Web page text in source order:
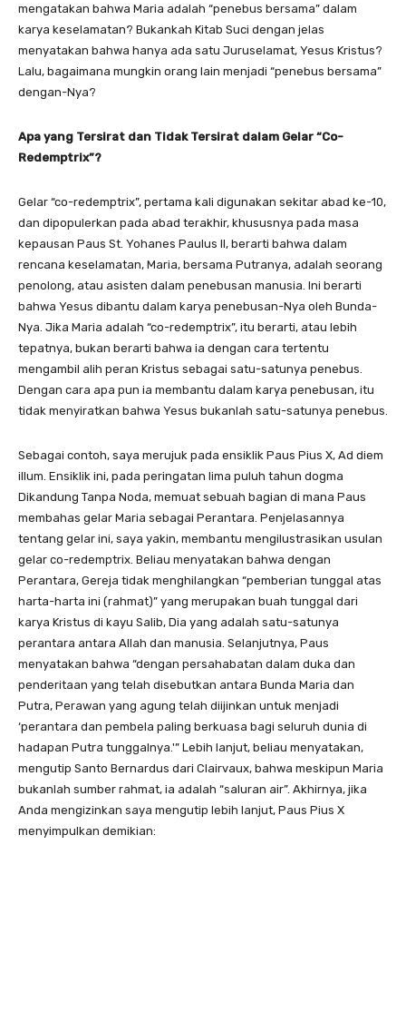
mengatakan bahwa Maria adalah “penebus bersama” dalam
karya keselamatan? Bukankah Kitab Suci dengan jelas
menyatakan bahwa hanya ada satu Juruselamat, Yesus Kristus?
Lalu, bagaimana mungkin orang lain menjadi “penebus bersama”
dengan-Nya?
Apa yang Tersirat dan Tidak Tersirat dalam Gelar “Co-
Redemptrix”?
Gelar “co-redemptrix”, pertama kali digunakan sekitar abad ke-10,
dan dipopulerkan pada abad terakhir, khususnya pada masa
kepausan Paus St. Yohanes Paulus II, berarti bahwa dalam
rencana keselamatan, Maria, bersama Putranya, adalah seorang
penolong, atau asisten dalam penebusan manusia. Ini berarti
bahwa Yesus dibantu dalam karya penebusan-Nya oleh Bunda-
Nya. Jika Maria adalah “co-redemptrix”, itu berarti, atau lebih
tepatnya, bukan berarti bahwa ia dengan cara tertentu
mengambil alih peran Kristus sebagai satu-satunya penebus.
Dengan cara apa pun ia membantu dalam karya penebusan, itu
tidak menyiratkan bahwa Yesus bukanlah satu-satunya penebus.
Sebagai contoh, saya merujuk pada ensiklik Paus Pius X, Ad diem
illum. Ensiklik ini, pada peringatan lima puluh tahun dogma
Dikandung Tanpa Noda, memuat sebuah bagian di mana Paus
membahas gelar Maria sebagai Perantara. Penjelasannya
tentang gelar ini, saya yakin, membantu mengilustrasikan usulan
gelar co-redemptrix. Beliau menyatakan bahwa dengan
Perantara, Gereja tidak menghilangkan “pemberian tunggal atas
harta-harta ini (rahmat)” yang merupakan buah tunggal dari
karya Kristus di kayu Salib, Dia yang adalah satu-satunya
perantara antara Allah dan manusia. Selanjutnya, Paus
menyatakan bahwa “dengan persahabatan dalam duka dan
penderitaan yang telah disebutkan antara Bunda Maria dan
Putra, Perawan yang agung telah diijinkan untuk menjadi
‘perantara dan pembela paling berkuasa bagi seluruh dunia di
hadapan Putra tunggalnya.'” Lebih lanjut, beliau menyatakan,
mengutip Santo Bernardus dari Clairvaux, bahwa meskipun Maria
bukanlah sumber rahmat, ia adalah “saluran air”. Akhirnya, jika
Anda mengizinkan saya mengutip lebih lanjut, Paus Pius X
menyimpulkan demikian: